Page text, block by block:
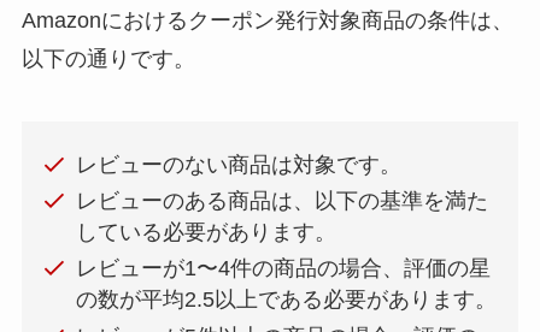
Amazonにおけるクーポン発行対象商品の条件は、
以下の通りです。
レビューのない商品は対象です。
レビューのある商品は、以下の基準を満た
している必要があります。
レビューが1〜4件の商品の場合、評価の星
の数が平均2.5以上である必要があります。